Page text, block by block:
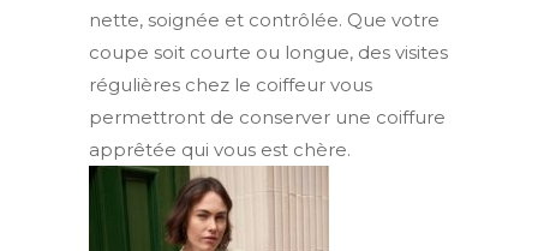
nette, soignée et contrôlée. Que votre
coupe soit courte ou longue, des visites
régulières chez le coiffeur vous
permettront de conserver une coiffure
apprêtée qui vous est chère.